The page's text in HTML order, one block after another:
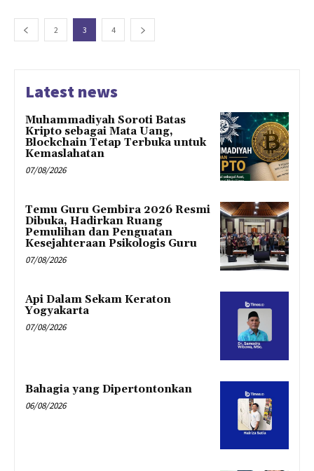
2 3 4
Latest news
Muhammadiyah Soroti Batas
Kripto sebagai Mata Uang,
Blockchain Tetap Terbuka untuk
Kemaslahatan
07/08/2026
Temu Guru Gembira 2026 Resmi
Dibuka, Hadirkan Ruang
Pemulihan dan Penguatan
Kesejahteraan Psikologis Guru
07/08/2026
Api Dalam Sekam Keraton
Yogyakarta
07/08/2026
Bahagia yang Dipertontonkan
06/08/2026